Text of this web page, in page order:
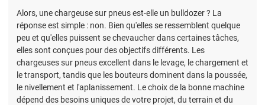
Alors, une chargeuse sur pneus est-elle un bulldozer ? La
réponse est simple : non. Bien qu'elles se ressemblent quelque
peu et qu'elles puissent se chevaucher dans certaines tâches,
elles sont conçues pour des objectifs différents. Les
chargeuses sur pneus excellent dans le levage, le chargement et
le transport, tandis que les bouteurs dominent dans la poussée,
le nivellement et l'aplanissement. Le choix de la bonne machine
dépend des besoins uniques de votre projet, du terrain et du